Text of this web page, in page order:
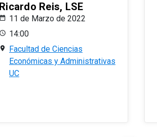
Ricardo Reis, LSE
11 de Marzo de 2022
14:00
Facultad de Ciencias
Económicas y Administrativas
UC